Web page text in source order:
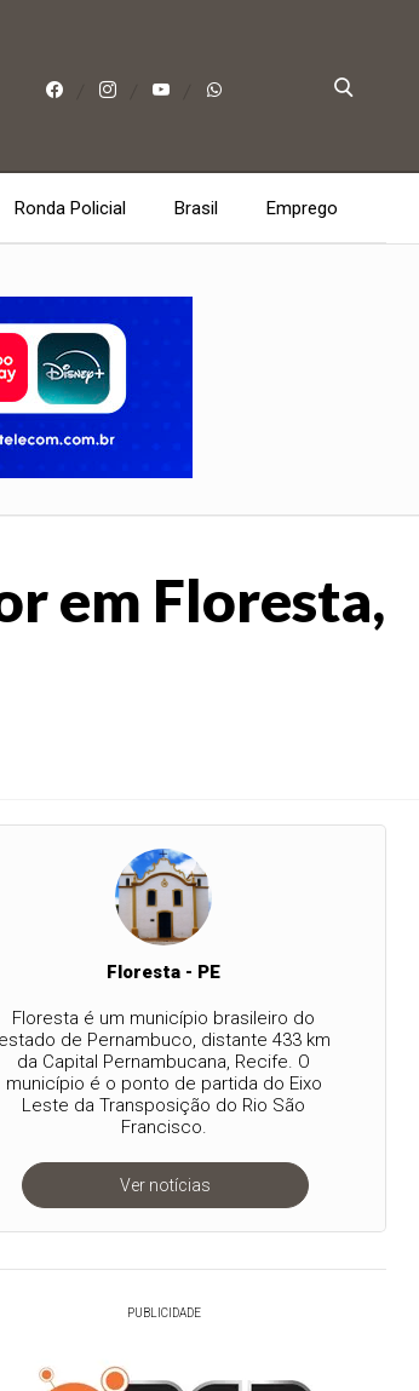
Ronda Policial Brasil Emprego
em Floresta,
Floresta - PE
Floresta é um município brasileiro do
estado de Pernambuco, distante 433 km
da Capital Pernambucana, Recife. O
município é o ponto de partida do Eixo
Leste da Transposição do Rio São
Francisco.
Ver notícias
PUBLICIDADE